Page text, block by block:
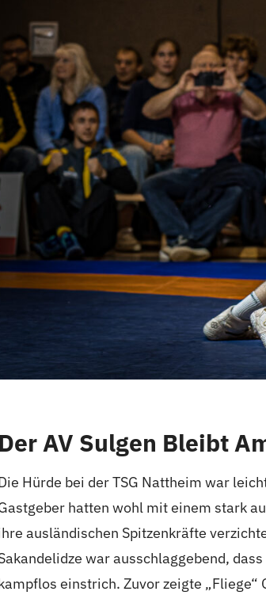
Der AV Sulgen Bleibt
Hürde bei der TSG Nattheim war
hatten wohl mit einem stark
ausländischen Spitzenkräfte
war ausschlaggebend,
einstrich. Zuvor zeigte „Fliege“